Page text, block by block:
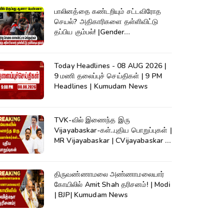
பாலினத்தை கண்டறியும் சட்டவிரோத
செயல்? அதிகாரிகளை தள்ளிவிட்டு
தப்பிய கும்பல்! |Gender
Today Headlines - 08 AUG 2026 |
9 மணி தலைப்புச் செய்திகள் | 9 PM
Headlines | Kumudam News
TVK-வில் இணைந்த இரு
Vijayabaskar-கள்..புதிய பொறுப்புகள் |
MR Vijayabaskar | CVijayabaskar |
திருவண்ணாமலை அண்ணாமலையார்
கோயிலில் Amit Shah தரிசனம்! | Modi
| BJP| Kumudam News